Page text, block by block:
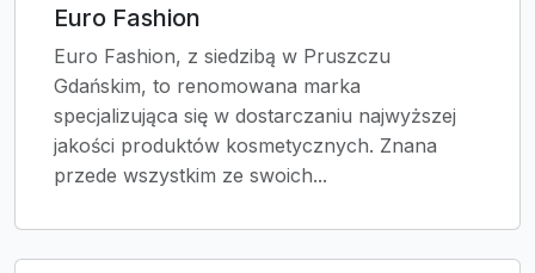
Euro Fashion
Euro Fashion, z siedzibą w Pruszczu
Gdańskim, to renomowana marka
specjalizująca się w dostarczaniu najwyższej
jakości produktów kosmetycznych. Znana
przede wszystkim ze swoich...